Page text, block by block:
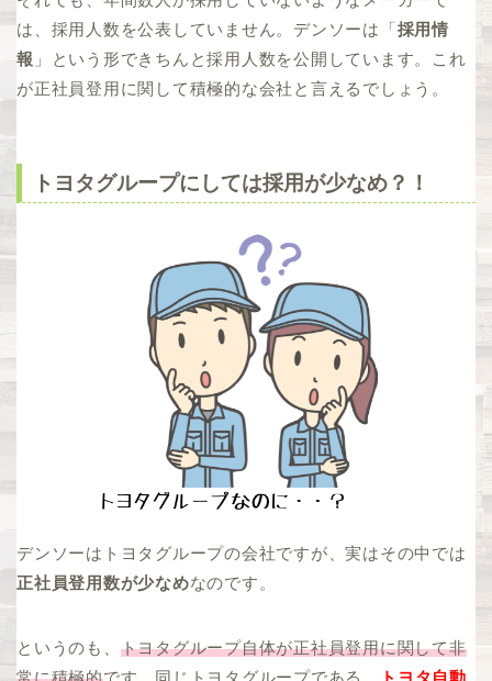
は、採用人数を公表していません。デンソーは「 採用情
報 」という形できちんと採用人数を公開しています。これ
が正社員登用に関して積極的な会社と言えるでしょう。
トヨタグループにしては採用が少なめ？！
デンソーはトヨタグループの会社ですが、実はその中では
正社員登用数が少なめなのです。
というのも、 トヨタグループ自体が正社員登用に関して非
常に積極的です。同じトヨタグループである、 トヨタ自動